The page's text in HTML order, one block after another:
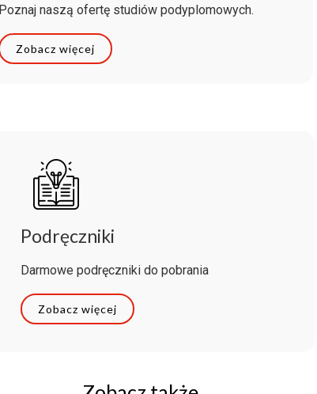
Poznaj naszą ofertę studiów podyplomowych.
Zobacz więcej
Podręczniki
Darmowe podręczniki do pobrania
Zobacz więcej